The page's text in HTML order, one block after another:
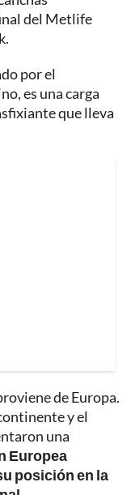
del Metlife
por el
es una carga
que lleva
de Europa.
y el
una
Europea
posición en la